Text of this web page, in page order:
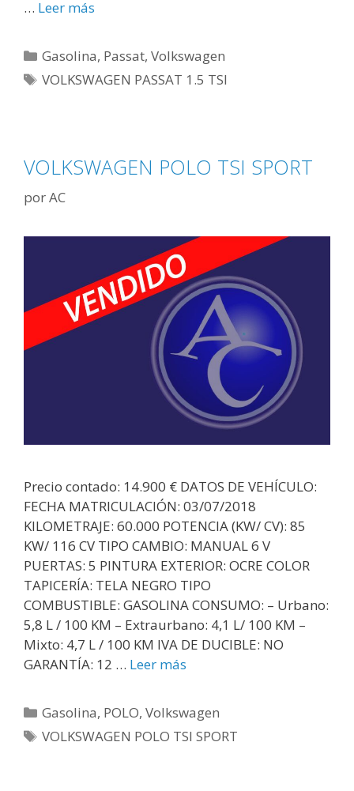
… Leer más
Gasolina, Passat,Volkswagen
VOLKSWAGEN PASSAT 1.5 TSI
VOLKSWAGEN POLO TSI SPORT
porAC
Precio contado: 14.900 € DATOS DE VEHÍCULO:
FECHA MATRICULACIÓN: 03/07/2018
KILOMETRAJE: 60.000 POTENCIA (KW/ CV): 85
KW/ 116 CV TIPO CAMBIO: MANUAL 6 V
PUERTAS: 5 PINTURA EXTERIOR: OCRE COLOR
TAPICERÍA: TELA NEGRO TIPO
COMBUSTIBLE: GASOLINA CONSUMO: – Urbano:
5,8 L / 100 KM – Extraurbano: 4,1 L/ 100 KM –
Mixto: 4,7 L / 100 KM IVA DE DUCIBLE: NO
GARANTÍA: 12 … Leer más
Gasolina, POLO,Volkswagen
VOLKSWAGEN POLO TSI SPORT